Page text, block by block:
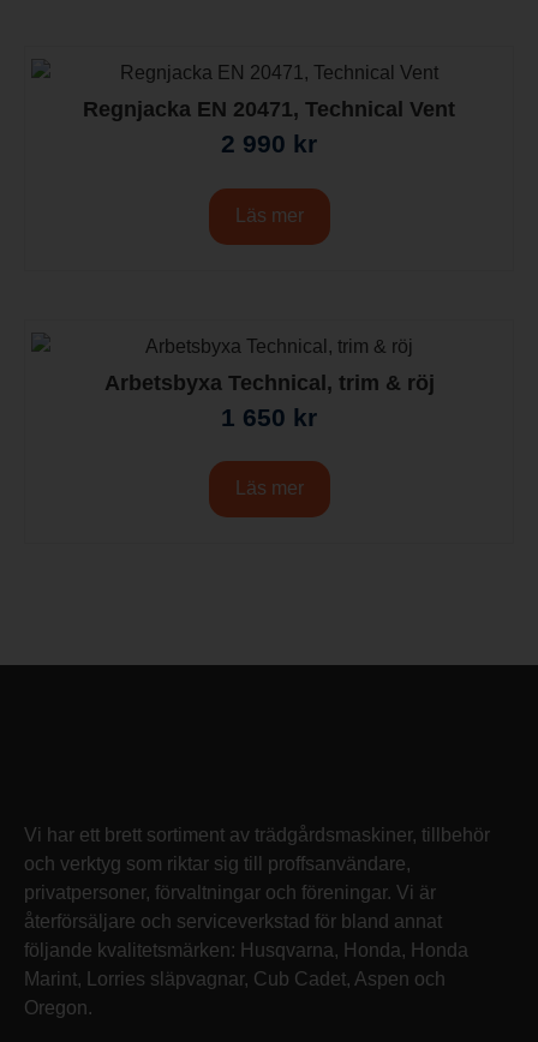
Regnjacka EN 20471, Technical Vent
2 990 kr
Läs mer
Arbetsbyxa Technical, trim & röj
1 650 kr
Läs mer
Vi har ett brett sortiment av trädgårdsmaskiner, tillbehör
och verktyg som riktar sig till proffsanvändare,
privatpersoner, förvaltningar och föreningar. Vi är
återförsäljare och serviceverkstad för bland annat
följande kvalitetsmärken: Husqvarna, Honda, Honda
Marint, Lorries släpvagnar, Cub Cadet, Aspen och
Oregon.